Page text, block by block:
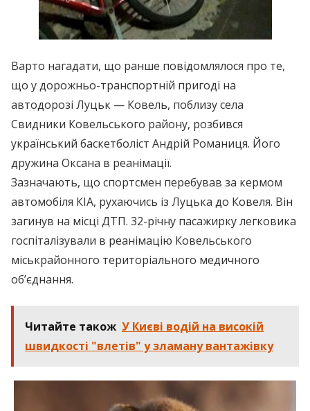
Варто нагадати, що ранше повідомлялося про те,
що у дорожньо-транспортній пригоді на
автодорозі Луцьк — Ковель, поблизу села
Свидники Ковельського району, розбився
український баскетболіст Андрій Романиця. Його
дружина Оксана в реанімації.
Зазначають, що спортсмен перебував за кермом
автомобіля КIA, рухаючись із Луцька до Ковеля. Він
загинув на місці ДТП. 32-річну пасажирку легковика
госпіталізували в реанімацію Ковельського
міськрайонного територіального медичного
об’єднання.
Читайте також У Києві водій на високій
швидкості "влетів" у зламану вантажівку